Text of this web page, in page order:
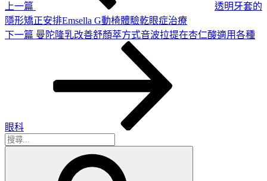
上一篇
透明牙套的
隱形矯正安排Emsella G動椅體驗乾眼症治療
下
下一篇 曼陀隆乳改善舒顏萃方式音波拉提在杏仁酸適用各種
眼科
搜